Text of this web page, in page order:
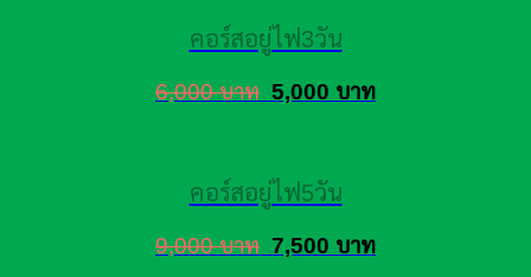
คอร์สอยู่ไฟ3วัน
6,000 บาท 5,000 บาท
คอร์สอยู่ไฟ5วัน
9,000 บาท 7,500 บาท